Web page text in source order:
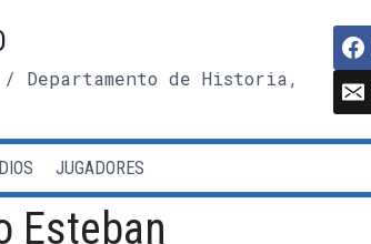
Departamento de Historia,
JUGADORES
Esteban